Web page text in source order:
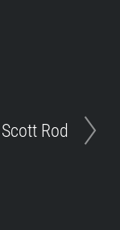
Scott Rod